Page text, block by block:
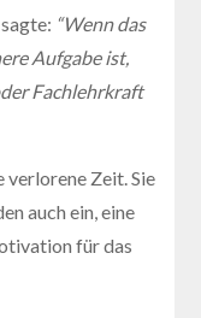
“Wenn das
Aufgabe ist,
Fachlehrkraft
verlorene Zeit. Sie
auch ein, eine
für das